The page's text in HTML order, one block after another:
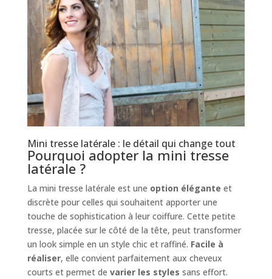
Mini tresse latérale : le détail qui change tout
Pourquoi adopter la mini tresse
latérale ?
La mini tresse latérale est une option élégante et
discrète pour celles qui souhaitent apporter une
touche de sophistication à leur coiffure. Cette petite
tresse, placée sur le côté de la tête, peut transformer
un look simple en un style chic et raffiné. Facile à
réaliser, elle convient parfaitement aux cheveux
courts et permet de varier les styles sans effort.